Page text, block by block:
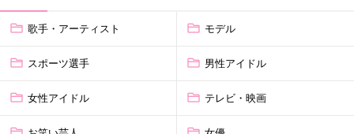
歌手・アーティスト モデル
スポーツ選手 男性アイドル
女性アイドル テレビ・映画